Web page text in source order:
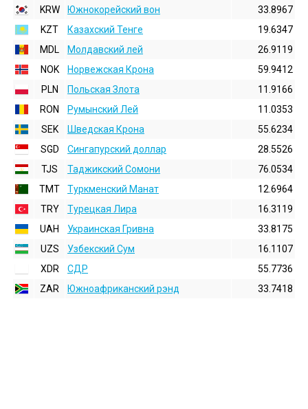
KRW
Южнокорейский вон
33.8967
KZT
Казахский Тенге
19.6347
MDL
Молдавский лей
26.9119
NOK
Норвежская Крона
59.9412
PLN
Польская Злота
11.9166
RON
Румынский Лей
11.0353
SEK
Шведская Крона
55.6234
SGD
Сингапурский доллар
28.5526
TJS
Таджикский Сомони
76.0534
TMT
Туркменский Манат
12.6964
TRY
Турецкая Лира
16.3119
UAH
Украинская Гривна
33.8175
UZS
Узбекский Сум
16.1107
XDR
СДР
55.7736
ZAR
Южноафриканский рэнд 33.7418